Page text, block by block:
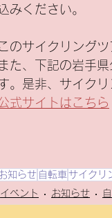
みください。
のサイクリング
た、下記の岩手
。是非、サイク
式サイトはこちら
お知らせ 自転車 サイクリ
イベント
お知らせ